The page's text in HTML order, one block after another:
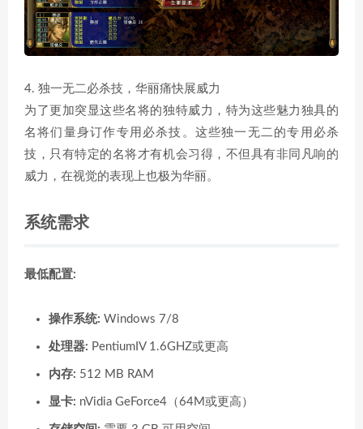
4. 独一无二必杀技，华丽痛快展威力
为了更加突显这些名将的独特威力，特为这些魅力独具的
名将们量身订作专用必杀技。这些独一无二的专用必杀
技，只有特定的名将才有机会习得，不但具有非同凡响的
威力，在视觉的表现上也极为华丽。
系统需求
最低配置:
操作系统: Windows 7/8
处理器: PentiumIV 1.6GHZ或更高
内存: 512 MB RAM
显卡: nVidia GeForce4（64M或更高）